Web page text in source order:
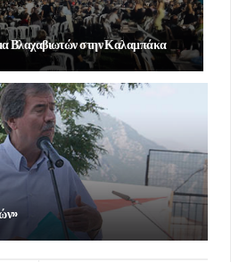
Βλαχαβιωτών στην Καλαμπάκα